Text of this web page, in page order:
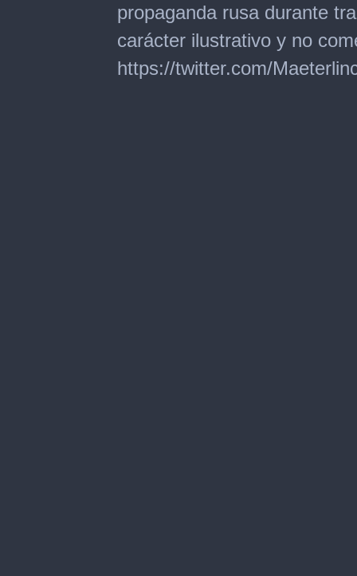
seconds
propaganda rusa durante
carácter ilustrativo y no
https://twitter.com/